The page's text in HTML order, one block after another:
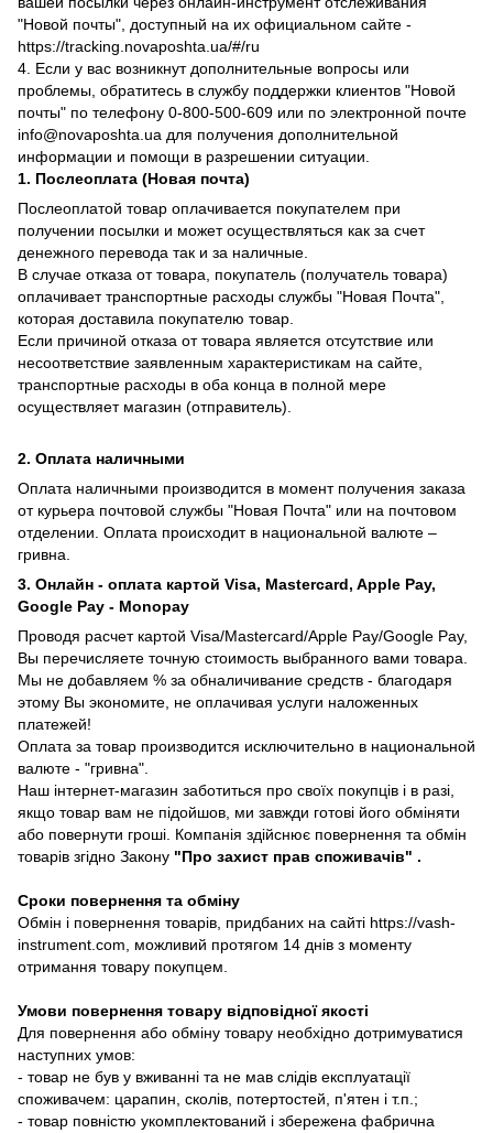
"Новой почты", доступный на их официальном сайте -
https://tracking.novaposhta.ua/#/ru
4. Если у вас возникнут дополнительные вопросы или
проблемы, обратитесь в службу поддержки клиентов "Новой
почты" по телефону 0-800-500-609 или по электронной почте
info@novaposhta.ua для получения дополнительной
информации и помощи в разрешении ситуации.
1. Послеоплата (Новая почта)
Послеоплатой товар оплачивается покупателем при
получении посылки и может осуществляться как за счет
денежного перевода так и за наличные.
В случае отказа от товара, покупатель (получатель товара)
оплачивает транспортные расходы службы "Новая Почта",
которая доставила покупателю товар.
Если причиной отказа от товара является отсутствие или
несоответствие заявленным характеристикам на сайте,
транспортные расходы в оба конца в полной мере
осуществляет магазин (отправитель).
2. Оплата наличными
Оплата наличными производится в момент получения заказа
от курьера почтовой службы "Новая Почта" или на почтовом
отделении. Оплата происходит в национальной валюте –
гривна.
3. Онлайн - оплата картой Visa, Mastercard, Apple Pay,
Google Pay - Monopay
Проводя расчет картой Visa/Mastercard/Apple Pay/Google Pay,
Вы перечисляете точную стоимость выбранного вами товара.
Мы не добавляем % за обналичивание средств - благодаря
этому Вы экономите, не оплачивая услуги наложенных
платежей!
Оплата за товар производится исключительно в национальной
валюте - "гривна".
Наш інтернет-магазин заботиться про своїх покупців і в разі,
якщо товар вам не підойшов, ми завжди готові його обміняти
або повернути гроші. Компанія здійснює повернення та обмін
товарів згідно Закону "Про захист прав споживачів" .
Сроки повернення та обміну
Обмін і повернення товарів, придбаних на сайті https://vash-
instrument.com, можливий протягом 14 днів з моменту
отримання товару покупцем.
Умови повернення товару відповідної якості
Для повернення або обміну товару необхідно дотримуватися
наступних умов:
- товар не був у вживанні та не мав слідів експлуатації
споживачем: царапин, сколів, потертостей, п'ятен і т.п.;
- товар повністю укомплектований і збережена фабрична